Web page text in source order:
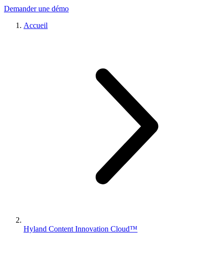
Demander une démo
Accueil
Hyland Content Innovation Cloud™